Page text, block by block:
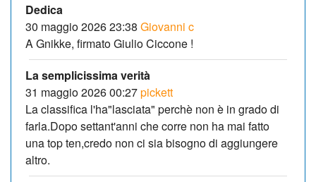
Dedica
30 maggio 2026 23:38 Giovanni c
A Gnikke, firmato Giulio Ciccone !
La semplicissima verità
31 maggio 2026 00:27pickett
La classifica l'ha"lasciata" perchè non è in grado di
farla.Dopo settant'anni che corre non ha mai fatto
una top ten,credo non ci sia bisogno di aggiungere
altro.